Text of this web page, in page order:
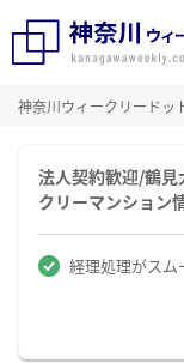
神奈川ウィークリードッ
法人契約歓迎/鶴見
クリーマンション
経理処理がスム